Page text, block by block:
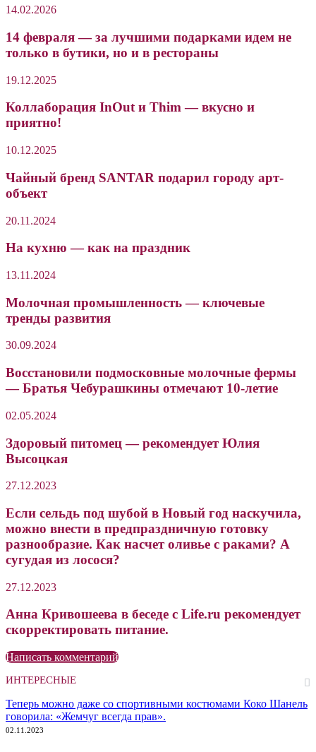
14.02.2026
14 февраля — за лучшими подарками идем не
только в бутики, но и в рестораны
19.12.2025
Коллаборация InOut и Thim — вкусно и
приятно!
10.12.2025
Чайный бренд SANTAR подарил городу арт-
объект
20.11.2024
На кухню — как на праздник
13.11.2024
Молочная промышленность — ключевые
тренды развития
30.09.2024
Восстановили подмосковные молочные фермы
— Братья Чебурашкины отмечают 10-летие
02.05.2024
Здоровый питомец — рекомендует Юлия
Высоцкая
27.12.2023
Если сельдь под шубой в Новый год наскучила,
можно внести в предпраздничную готовку
разнообразие. Как насчет оливье с раками? А
сугудая из лосося?
27.12.2023
Анна Кривошеева в беседе с Life.ru рекомендует
скорректировать питание.
Написать комментарий
ИНТЕРЕСНЫЕ
Теперь можно даже со спортивными костюмами Коко Шанель
говорила: «Жемчуг всегда прав».
02.11.2023